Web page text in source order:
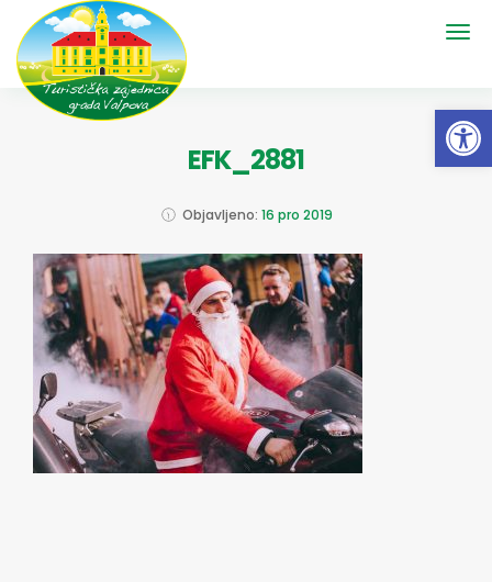
EFK_2881
Objavljeno: 16 pro 2019